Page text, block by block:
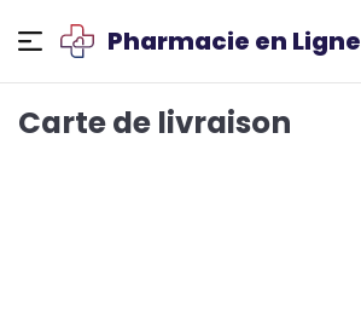
Pharmacie en Ligne
Carte de livraison